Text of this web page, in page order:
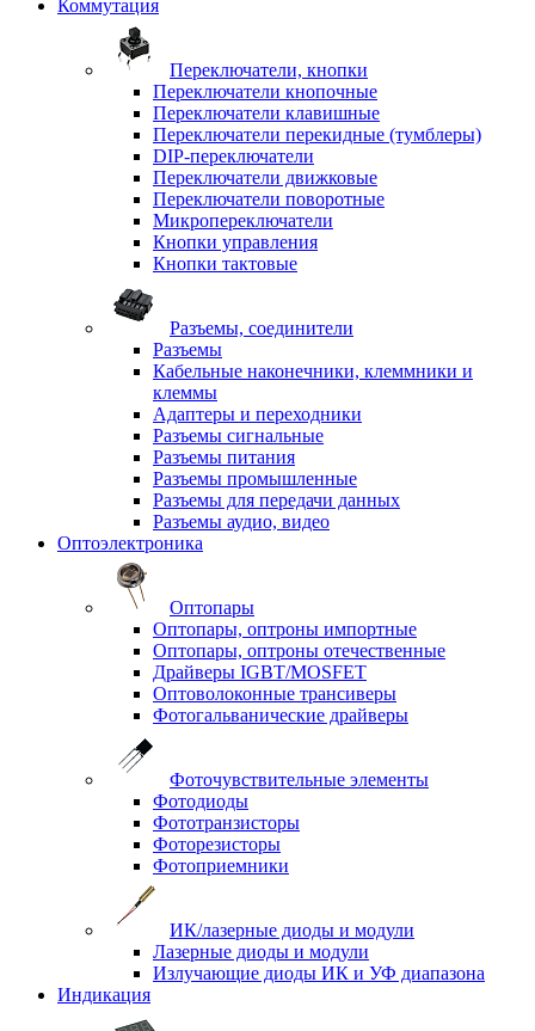
Коммутация
Переключатели, кнопки
Переключатели кнопочные
Переключатели клавишные
Переключатели перекидные (тумблеры)
DIP-переключатели
Переключатели движковые
Переключатели поворотные
Микропереключатели
Кнопки управления
Кнопки тактовые
Разъемы, соединители
Разъемы
Кабельные наконечники, клеммники и
клеммы
Адаптеры и переходники
Разъемы сигнальные
Разъемы питания
Разъемы промышленные
Разъемы для передачи данных
Разъемы аудио, видео
Оптоэлектроника
Оптопары
Оптопары, оптроны импортные
Оптопары, оптроны отечественные
Драйверы IGBT/MOSFET
Оптоволоконные трансиверы
Фотогальванические драйверы
Фоточувствительные элементы
Фотодиоды
Фототранзисторы
Фоторезисторы
Фотоприемники
ИК/лазерные диоды и модули
Лазерные диоды и модули
Излучающие диоды ИК и УФ диапазона
Индикация